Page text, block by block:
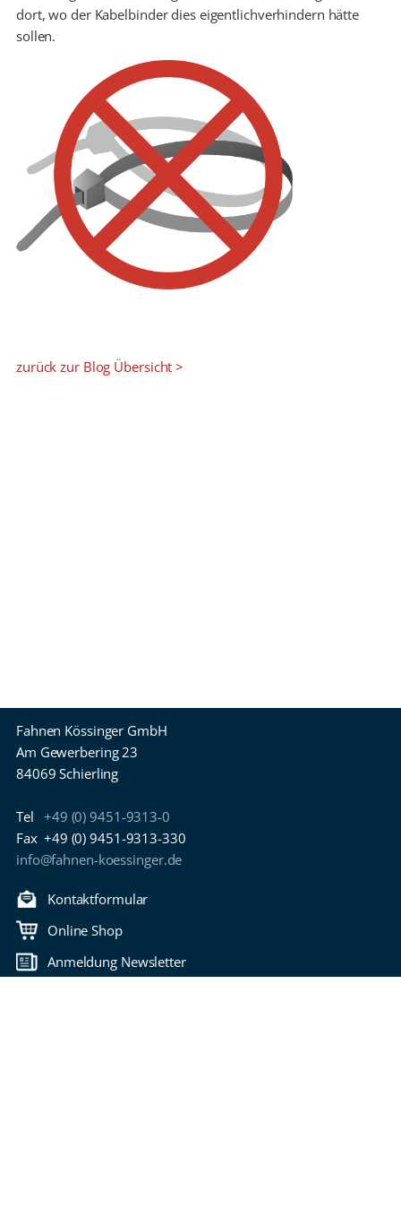
dort, wo der Kabelbinder dies eigentlichverhindern hätte
sollen.
zurück zur Blog Übersicht >
Fahnen Kössinger GmbH
Am Gewerbering 23
84069 Schierling
Tel +49 (0) 9451-9313-0
Fax +49 (0) 9451-9313-330
info@fahnen-koessinger.de
Kontaktformular
Online Shop
Anmeldung Newsletter